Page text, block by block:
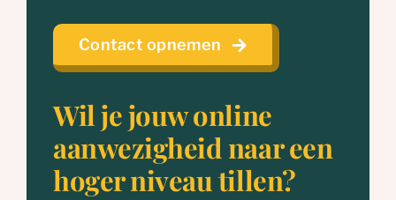
Contact opnemen
Wil je jouw online
aanwezigheid naar een
hoger niveau tillen?